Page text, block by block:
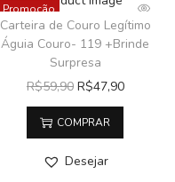
Promoção
Carteira de Couro Legítimo
Águia Couro- 119 +Brinde
Surpresa
R$59,90 R$47,90
COMPRAR
Desejar